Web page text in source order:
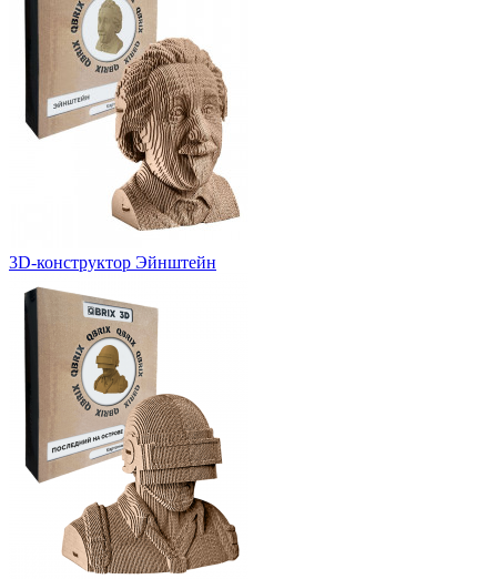
3D-конструктор Эйнштейн